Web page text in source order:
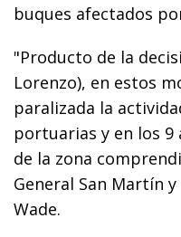
buques afectados
"Producto de la
Lorenzo), en estos
paralizada la
portuarias y en los 9
de la zona
General San Martín
Wade.